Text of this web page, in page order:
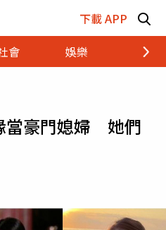
下載 APP
會 娛樂 財經
當豪門媳婦 她們